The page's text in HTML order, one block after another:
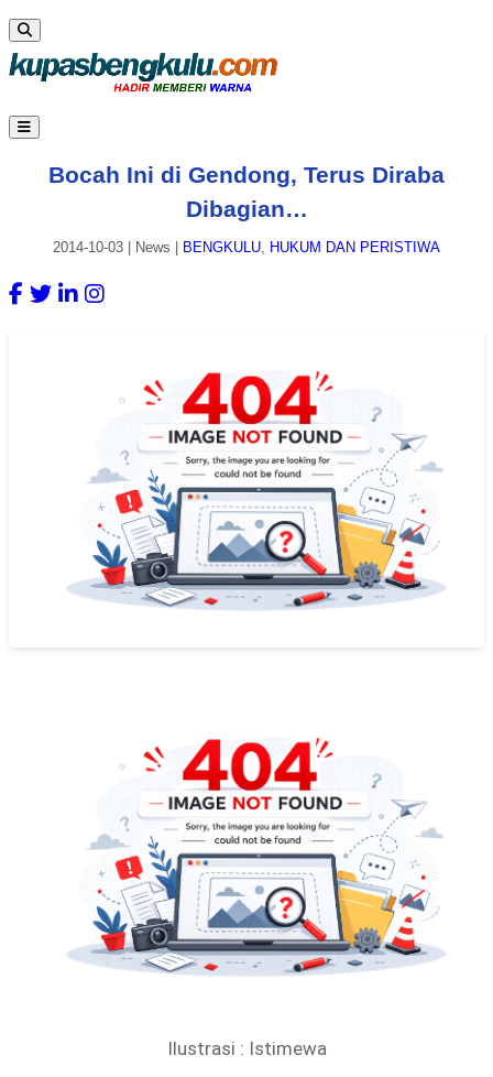
Bocah Ini di Gendong, Terus Diraba
Dibagian…
2014-10-03 News BENGKULU, HUKUM DAN PERISTIWA
Ilustrasi : Istimewa